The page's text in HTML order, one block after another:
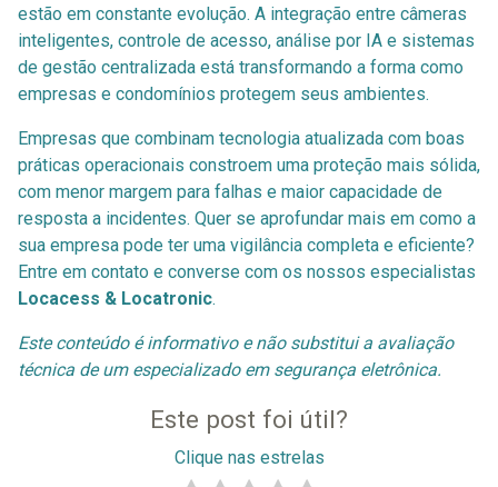
estão em constante evolução. A integração entre câmeras
inteligentes, controle de acesso, análise por IA e sistemas
de gestão centralizada está transformando a forma como
empresas e condomínios protegem seus ambientes.
Empresas que combinam tecnologia atualizada com boas
práticas operacionais constroem uma proteção mais sólida,
com menor margem para falhas e maior capacidade de
resposta a incidentes. Quer se aprofundar mais em como a
sua empresa pode ter uma vigilância completa e eficiente?
Entre em contato e converse com os nossos especialistas
Locacess & Locatronic.
Este conteúdo é informativo e não substitui a avaliação
técnica de um especializado em segurança eletrônica.
Este post foi útil?
Clique nas estrelas